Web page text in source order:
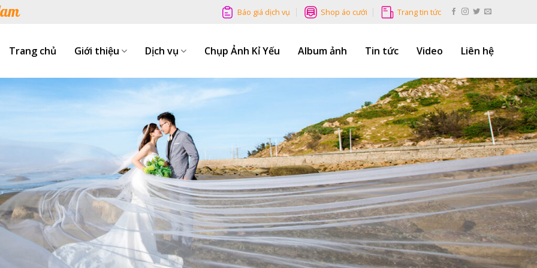
Báo giá dịch vụ Shop áo cưới Trang tin tức
Trang chủ Giới thiệu Dịch vụ Chụp Ảnh Kỉ Yếu Album ảnh Tin tức Video Liên hệ